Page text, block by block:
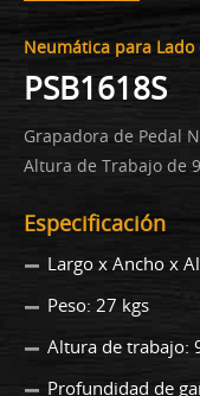
Neumática para Lado
PSB1618S
Grapadora de Pedal
Altura de Trabajo de
Especificación
Largo x Ancho x
Peso: 27 kgs
Altura de trabajo:
Profundidad de